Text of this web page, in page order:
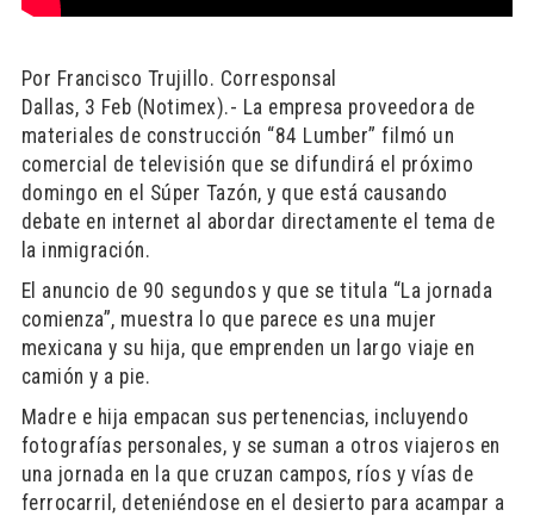
Por Francisco Trujillo. Corresponsal
Dallas, 3 Feb (Notimex).- La empresa proveedora de
materiales de construcción “84 Lumber” filmó un
comercial de televisión que se difundirá el próximo
domingo en el Súper Tazón, y que está causando
debate en internet al abordar directamente el tema de
la inmigración.
El anuncio de 90 segundos y que se titula “La jornada
comienza”, muestra lo que parece es una mujer
mexicana y su hija, que emprenden un largo viaje en
camión y a pie.
Madre e hija empacan sus pertenencias, incluyendo
fotografías personales, y se suman a otros viajeros en
una jornada en la que cruzan campos, ríos y vías de
ferrocarril, deteniéndose en el desierto para acampar a